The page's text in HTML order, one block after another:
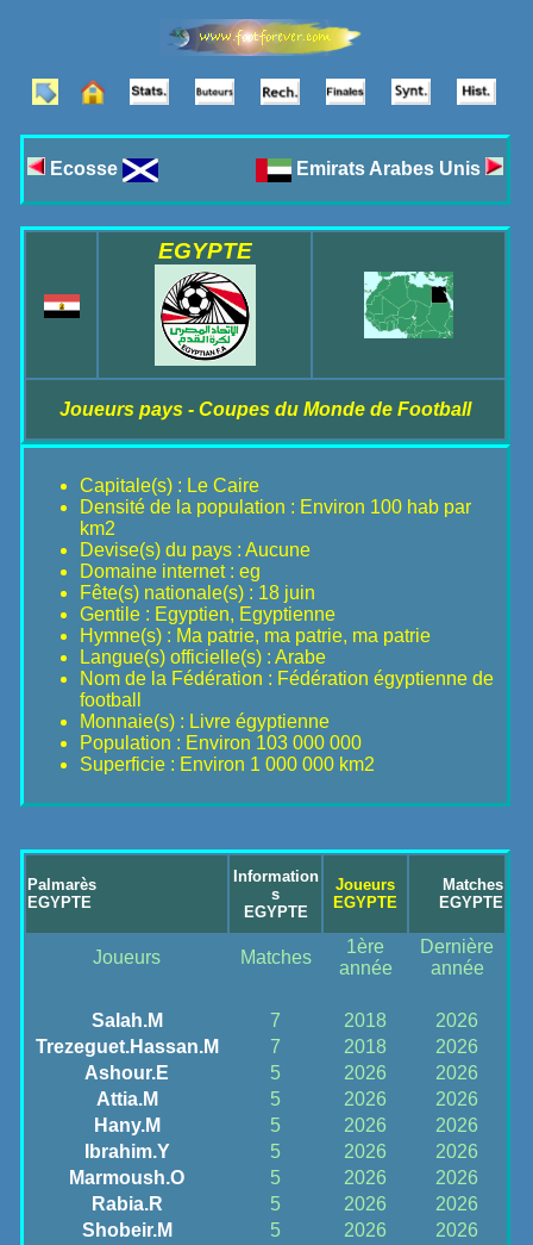
Ecosse Emirats Arabes Unis
EGYPTE
Joueurs pays - Coupes du Monde de Football
Capitale(s) : Le Caire
Densité de la population : Environ 100 hab par
km2
Devise(s) du pays : Aucune
Domaine internet : eg
Fête(s) nationale(s) : 18 juin
Gentile : Egyptien, Egyptienne
Hymne(s) : Ma patrie, ma patrie, ma patrie
Langue(s) officielle(s) : Arabe
Nom de la Fédération : Fédération égyptienne de
football
Monnaie(s) : Livre égyptienne
Population : Environ 103 000 000
Superficie : Environ 1 000 000 km2
Palmarès
EGYPTE
Information
s
EGYPTE
Joueurs
EGYPTE
Matches
EGYPTE
Joueurs Matches
1ère
année
Dernière
année
Salah.M 7 2018
2026
Trezeguet.Hassan.M
7 2018
2026
Ashour.E
5 2026
2026
Attia.M
5 2026
2026
Hany.M
5 2026
2026
Ibrahim.Y
5 2026
2026
Marmoush.O
5 2026
2026
Rabia.R
5 2026
2026
Shobeir.M
5 2026
2026